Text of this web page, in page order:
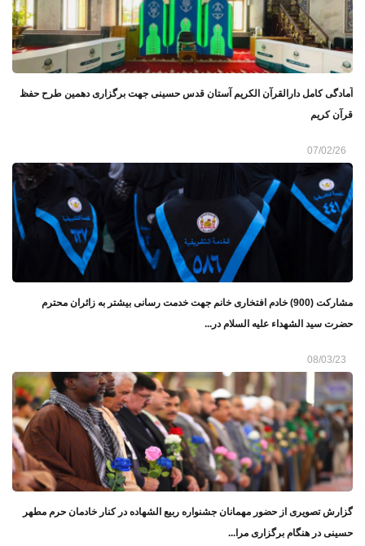
آمادگی کامل دارالقرآن الکریم آستان قدس حسینی جهت برگزاری دهمین طرح حفظ
قرآن کریم
07/02/26
مشارکت (900) خادم افتخاری خانم جهت خدمت رسانی بیشتر به زائران محترم
حضرت سید الشهداء علیه السلام در...
08/03/23
گزارش تصویری از حضور مهمانان جشنواره ربیع الشهاده در کنار خادمان حرم مطهر
حسینی در هنگام برگزاری مرا...